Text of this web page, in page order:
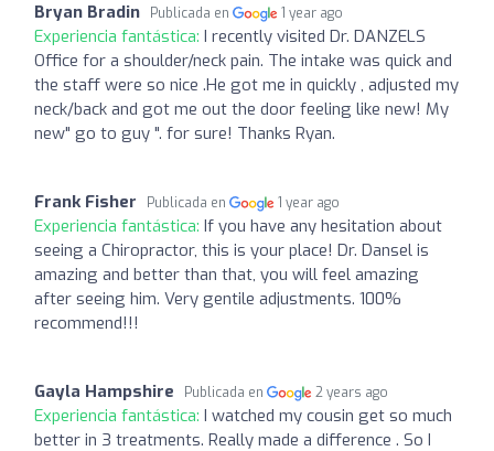
Bryan Bradin Publicada en 1 year ago
Experiencia fantástica: I recently visited Dr. DANZELS
Office for a shoulder/neck pain. The intake was quick and
the staff were so nice .He got me in quickly , adjusted my
neck/back and got me out the door feeling like new! My
new" go to guy ". for sure! Thanks Ryan.
Frank Fisher Publicada en 1 year ago
Experiencia fantástica: If you have any hesitation about
seeing a Chiropractor, this is your place! Dr. Dansel is
amazing and better than that, you will feel amazing
after seeing him. Very gentile adjustments. 100%
recommend!!!
Gayla Hampshire Publicada en 2 years ago
Experiencia fantástica: I watched my cousin get so much
better in 3 treatments. Really made a difference . So I